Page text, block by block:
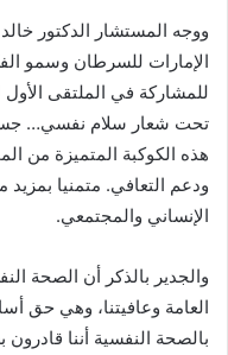
ووجه المستشار الدكتور
الإمارات للسرطان وسمو
للمشاركة في الملتقى
تحت شعار سلام نفسي…
هذه الكوكبة المتميزة من
ودعم التعافي. متمنيا
الإنساني والمجتمعي.
والجدير بالذكر أن الصحة
العامة وعافيتنا، وهي حق
بالصحة النفسية أننا